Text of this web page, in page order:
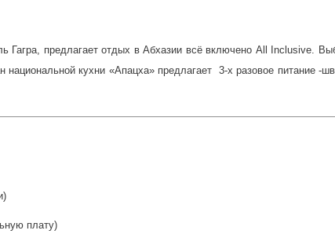
Гагра, предлагает отдых в Абхазии всё включено All Inclusive.
национальной кухни «Апацха» предлагает 3-х разовое питание
плату)